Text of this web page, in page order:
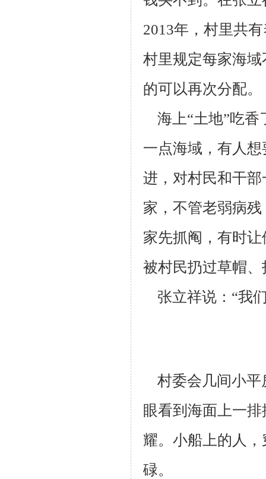
2013年， 村里共
村里规定每家海
的可以再次分配。
海上“土地”吃香
一点海域，有人
进，对村民和干部
家，不管老弱病残
家先抓阄，有时
被村民扔过草帽
张立祥说：“我
村委会几间小平
眼看到海面上一
耀。小船上的人，
碌。